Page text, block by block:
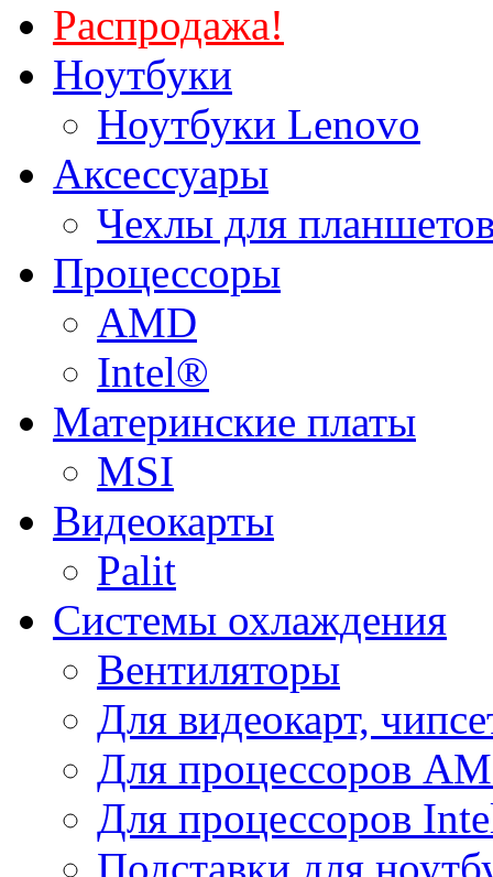
Распродажа!
Ноутбуки
Ноутбуки Lenovo
Аксессуары
Чехлы для
Процессоры
AMD
Intel®
Материнские платы
MSI
Видеокарты
Palit
Системы охлаждения
Вентиляторы
Для видеокарт,
Для процессоров
Для процессоров